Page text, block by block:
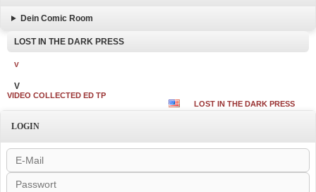
Dein Comic Room
LOST IN THE DARK PRESS
V
V
VIDEO COLLECTED ED TP
LOST IN THE DARK PRESS
LOGIN